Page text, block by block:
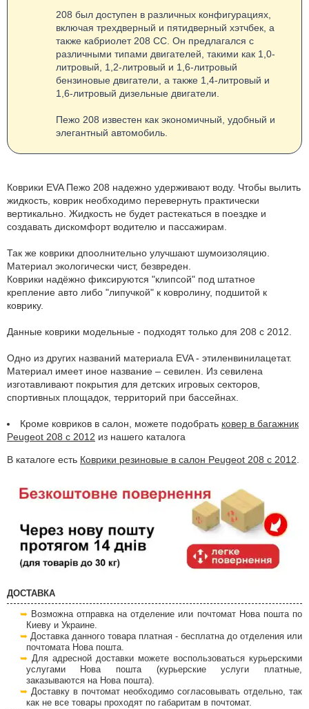
208 был доступен в различных конфигурациях,
включая трехдверный и пятидверный хэтчбек, а
также кабриолет 208 CC. Он предлагался с
различными типами двигателей, такими как 1,0-
литровый, 1,2-литровый и 1,6-литровый
бензиновые двигатели, а также 1,4-литровый и
1,6-литровый дизельные двигатели.
Пежо 208 известен как экономичный, удобный и
элегантный автомобиль.
Коврики EVA Пежо 208 надежно удерживают воду. Чтобы вылить
жидкость, коврик необходимо перевернуть практически
вертикально. Жидкость не будет растекаться в поездке и
создавать дискомфорт водителю и пассажирам.
Так же коврики дпоолнительно улучшают шумоизоляцию.
Материал экологически чист, безвреден.
Коврики надёжно фиксируются "клипсой" под штатное
крепление авто либо "липучкой" к ковролину, подшитой к
коврику.
Данные коврики модельные - подходят только для 208 с 2012.
Одно из других названий материала EVA - этиленвинилацетат.
Материал имеет иное название – севилен. Из севилена
изготавливают покрытия для детских игровых секторов,
спортивных площадок, территорий при бассейнах.
Кроме ковриков в салон, можете подобрать ковер в багажник
Peugeot 208 с 2012 из нашего каталога
В каталоге есть Коврики резиновые в салон Peugeot 208 с 2012
ДОСТАВКА
Возможна отправка на отделение или почтомат Нова пошта по
Киеву и Украине.
Доставка данного товара платная - бесплатна до отделения или
почтомата Нова пошта.
Для адресной доставки можете воспользоваться курьерскими
услугами Нова пошта (курьерские услуги платные,
заказываются на Нова пошта).
Доставку в почтомат необходимо согласовывать отдельно, так
как не все товары проходят по габаритам в почтомат.